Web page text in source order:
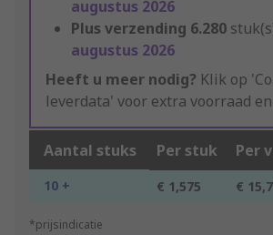
augustus 2026
Plus verzending 6.280
augustus 2026
Heeft u meer nodig? Klik op
leverdata' voor extra voorraad
Aantal stuks Per stuk Per
10 + € 1,575 €
*prijsindicatie